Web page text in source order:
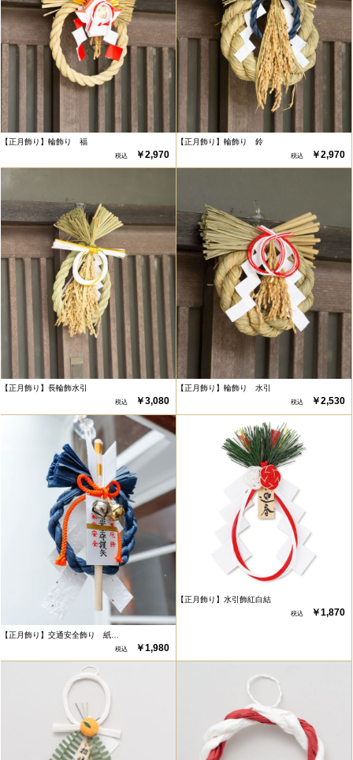
【正月飾り】輪飾り 福
￥2,970
【正月飾り】輪飾り 鈴
￥2,970
【正月飾り】長輪飾水引
￥3,080
【正月飾り】輪飾り 水引
￥2,530
【正月飾り】交通安全飾り 紙…
￥1,980
【正月飾り】水引飾紅白結
￥1,870